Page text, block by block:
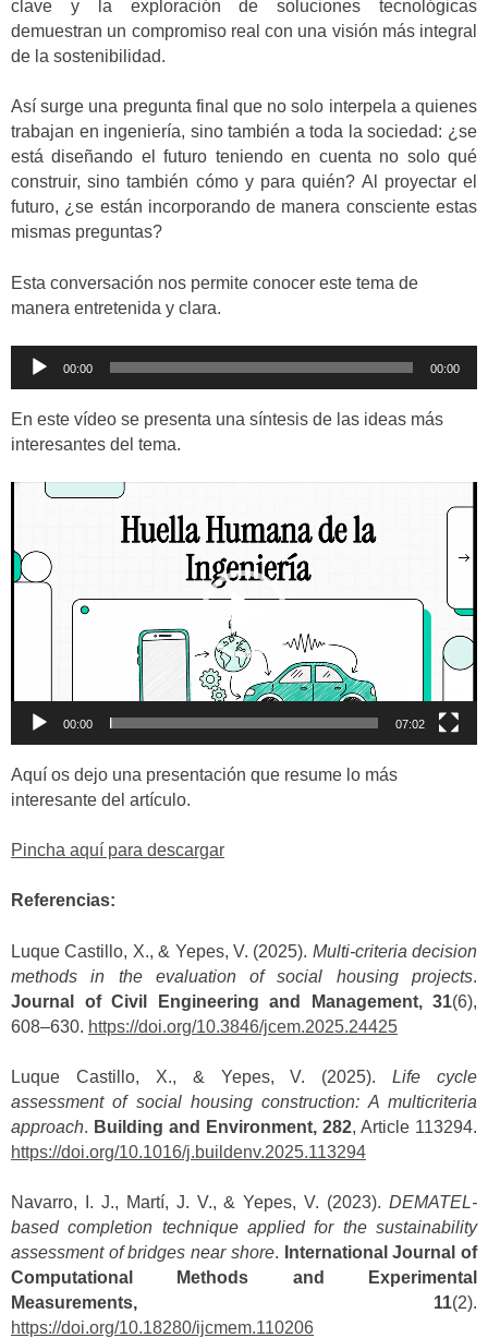
clave y la exploración de soluciones tecnológicas
demuestran un compromiso real con una visión más integral
de la sostenibilidad.
Así surge una pregunta final que no solo interpela a quienes
trabajan en ingeniería, sino también a toda la sociedad: ¿se
está diseñando el futuro teniendo en cuenta no solo qué
construir, sino también cómo y para quién? Al proyectar el
futuro, ¿se están incorporando de manera consciente estas
mismas preguntas?
Esta conversación nos permite conocer este tema de
manera entretenida y clara.
Reproductor
00:00 00:00
En este vídeo se presenta una síntesis de las ideas más
interesantes del tema.
Reproductor
00:00 07:02
Aquí os dejo una presentación que resume lo más
interesante del artículo.
Pincha aquí para descargar
Referencias:
Luque Castillo, X., & Yepes, V. (2025). Multi-criteria decision
methods in the evaluation of social housing projects.
Journal of Civil Engineering and Management, 31(6),
608–630. https://doi.org/10.3846/jcem.2025.24425
Luque Castillo, X., & Yepes, V. (2025).Life cycle
assessment of social housing construction: A multicriteria
approach. Building and Environment, 282, Article 113294.
https://doi.org/10.1016/j.buildenv.2025.113294
Navarro, I. J., Martí, J. V., & Yepes, V. (2023). DEMATEL-
based completion technique applied for the sustainability
assessment of bridges near shore.
International Journal of
Computational Methods and Experimental
Measurements, 11(2).
https://doi.org/10.18280/ijcmem.110206